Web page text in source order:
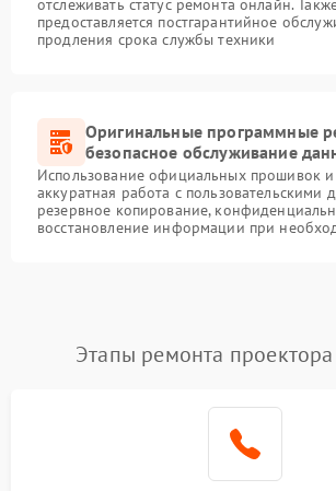
отслеживать статус ремонта онлайн.
предоставляется постгарантийное
продления срока службы техники
Оригинальные программные
безопасное обслуживание
Использование официальных прошивок и
аккуратная работа с пользовательскими
резервное копирование,
восстановление информации при
Этапы ремонта проектора